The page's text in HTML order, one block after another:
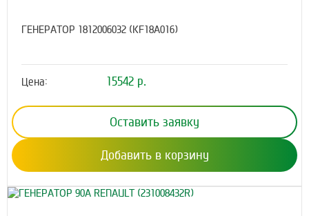
ГЕНЕРАТОР 1812006032 (KF18A016)
Цена: 15542 р.
Оставить заявку
Добавить в корзину